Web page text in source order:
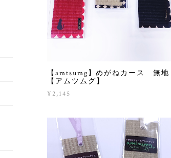
【amtsumg】めがねカース 無地
【アムツムグ】
¥2,145